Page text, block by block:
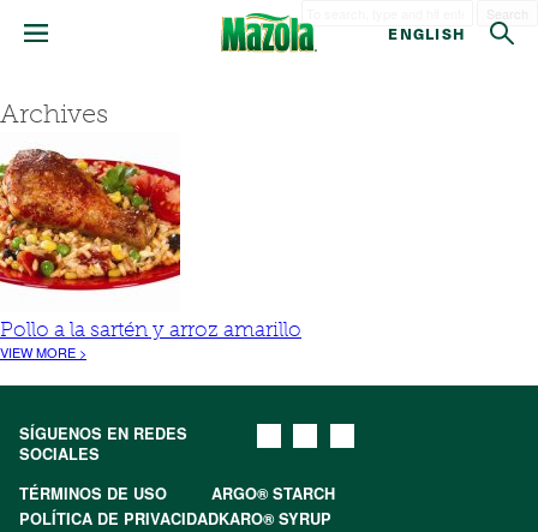
ENGLISH
Archives
Pollo a la sartén y arroz amarillo
VIEW MORE >
SÍGUENOS EN REDES
SOCIALES
TÉRMINOS DE USO
ARGO® STARCH
POLÍTICA DE PRIVACIDADKARO® SYRUP